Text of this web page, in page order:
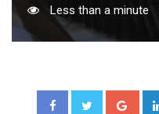
Less than a minute